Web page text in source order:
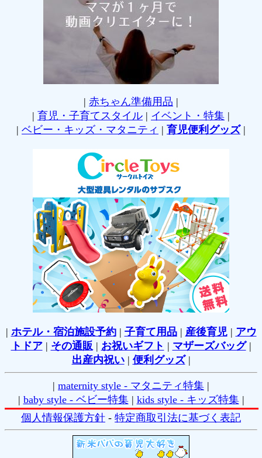
| 赤ちゃん準備用品 |
| 育児・子育てスタイル | イベント・特集 |
| ベビー・キッズ・マタニティ | 育児便利グッズ|
| ホテル・宿泊施設予約| 子育て用品| 産後育児| アウ
トドア| その通販 | お祝いギフト | マザーズバッグ|
出産内祝い| 便利グッズ|
| maternity style - マタニティ特集 |
| baby style - ベビー特集| kids style - キッズ特集|
個人情報保護方針 - 特定商取引法に基づく表記